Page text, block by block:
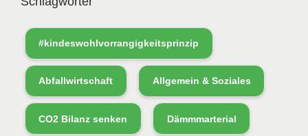
#kindeswohlvorrangigkeitsprinzip
Abfallwirtschaft Allgemein & Soziales
CO2 Bilanz senken Dämmmarterial